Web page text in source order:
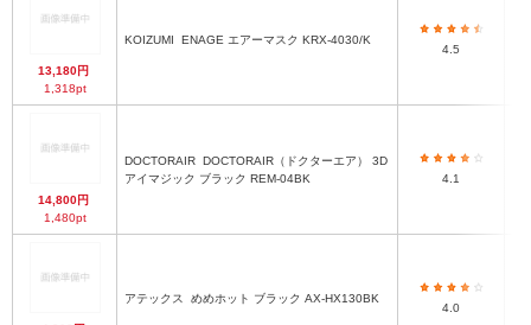
13,180円
1,318pt
KOIZUMI ENAGE エアーマスク KRX-4030/K
4.5
14,800円
1,480pt
DOCTORAIR
アイマジック ブラック REM-04BK
4.1
アテックス めめホット ブラック AX-HX130BK
4.0